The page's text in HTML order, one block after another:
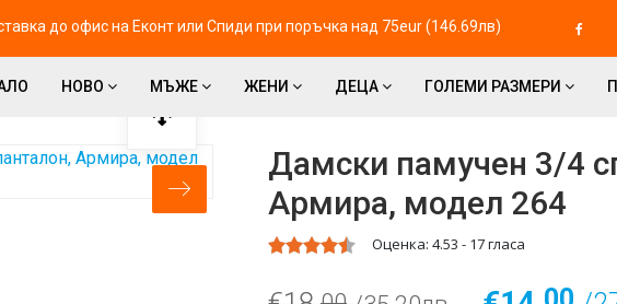
до офис на Eконт или Спиди при поръчка над 75eur (146.69лв)
НОВО МЪЖЕ ЖЕНИ ДЕЦА ГОЛЕМИ РАЗМЕРИ
Дамски памучен 3/4
Армира, модел 264
Оценка: 4.53 - 17гласа